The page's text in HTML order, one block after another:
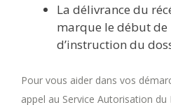
La délivrance du
marque le début
d’instruction du
Pour vous aider dans vos
appel au Service Autorisation du